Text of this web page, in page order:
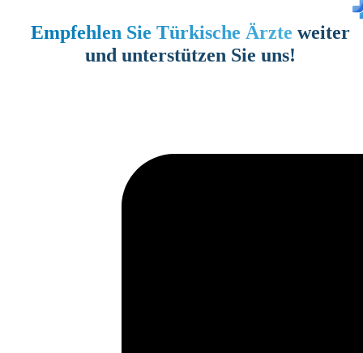
Empfehlen Sie Türkische Ärzte weiter
und unterstützen Sie uns!